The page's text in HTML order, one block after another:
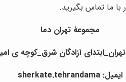
با ما تماس بگیرید.
مجموعۀ تهران دما
آزادگان شرق_کوچه ی
ایمیل: sherkate.tehrandama